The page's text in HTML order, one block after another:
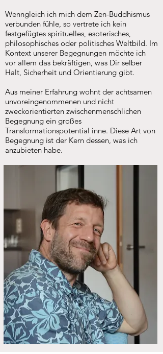
Wenngleich ich mich dem Zen-Buddhismus
verbunden fühle, so vertrete ich kein
festgefügtes spirituelles, esoterisches,
philosophisches oder politisches Weltbild. Im
Kontext unserer Begegnungen möchte ich
vor allem das bekräftigen, was Dir selber
Halt, Sicherheit und Orientierung gibt.
Aus meiner Erfahrung wohnt der achtsamen
unvoreingenommenen und nicht
zweckorientierten zwischenmenschlichen
Begegnung ein großes
Transformationspotential inne. Diese Art von
Begegnung ist der Kern dessen, was ich
anzubieten habe.